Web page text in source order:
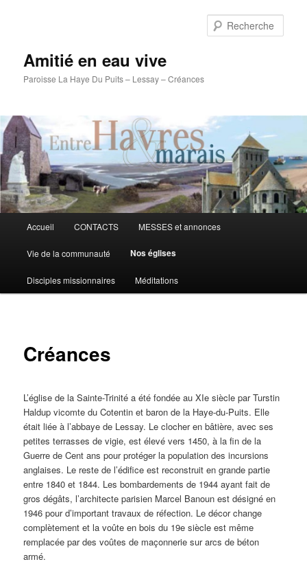
Amitié en eau vive
Paroisse La Haye Du Puits – Lessay – Créances
Aller
au
contenu
Accueil CONTACTS MESSES et annonces
Vie de la communauté Nos églises
Disciples missionnaires Méditations
Créances
L’église de la Sainte-Trinité a été fondée au XIe siècle par Turstin
Haldup vicomte du Cotentin et baron de la Haye-du-Puits. Elle
était liée à l’abbaye de Lessay. Le clocher en bâtière, avec ses
petites terrasses de vigie, est élevé vers 1450, à la fin de la
Guerre de Cent ans pour protéger la population des incursions
anglaises. Le reste de l’édifice est reconstruit en grande partie
entre 1840 et 1844. Les bombardements de 1944 ayant fait de
gros dégâts, l’architecte parisien Marcel Banoun est désigné en
1946 pour d’important travaux de réfection. Le décor change
complètement et la voûte en bois du 19e siècle est même
remplacée par des voûtes de maçonnerie sur arcs de béton
armé.